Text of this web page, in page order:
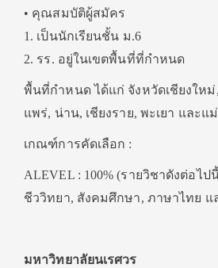
• คุณสมบัติผู้สมัคร
1. เป็นนักเรียนชั้น ม.6
2. รร. อยู่ในเขตพื้นที่ที่กำหนด
พื้นที่กำหนด ได้แก่ จังหวัดเชียงใหม่
แพร่, น่าน, เชียงราย, พะเยา และแ
เกณฑ์การคัดเลือก :
ALEVEL : 100% (รายวิชาดังต่อไ
ชีววิทยา, สังคมศึกษา, ภาษาไทย
มหาวิทยาลัยนเรศวร